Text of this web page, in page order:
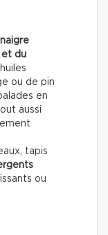
et du
ou de pin
en
aussi
tapis
ou